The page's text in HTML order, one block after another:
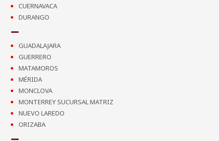
CUERNAVACA
DURANGO
GUADALAJARA
GUERRERO
MATAMOROS
MÉRIDA
MONCLOVA
MONTERREY SUCURSAL MATRIZ
NUEVO LAREDO
ORIZABA